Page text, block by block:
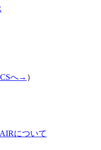
へ→ ）
について